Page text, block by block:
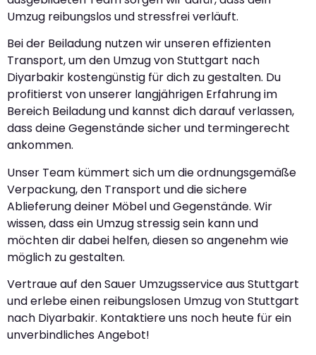
Umzug reibungslos und stressfrei verläuft.
Bei der Beiladung nutzen wir unseren effizienten
Transport, um den Umzug von Stuttgart nach
Diyarbakir kostengünstig für dich zu gestalten. Du
profitierst von unserer langjährigen Erfahrung im
Bereich Beiladung und kannst dich darauf verlassen,
dass deine Gegenstände sicher und termingerecht
ankommen.
Unser Team kümmert sich um die ordnungsgemäße
Verpackung, den Transport und die sichere
Ablieferung deiner Möbel und Gegenstände. Wir
wissen, dass ein Umzug stressig sein kann und
möchten dir dabei helfen, diesen so angenehm wie
möglich zu gestalten.
Vertraue auf den Sauer Umzugsservice aus Stuttgart
und erlebe einen reibungslosen Umzug von Stuttgart
nach Diyarbakir. Kontaktiere uns noch heute für ein
unverbindliches Angebot!